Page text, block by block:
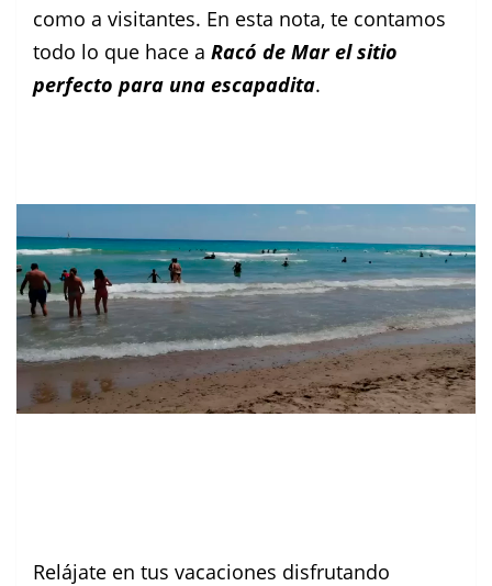
como a visitantes. En esta nota, te contamos
todo lo que hace a Racó de Mar el sitio
perfecto para una escapadita.
Relájate en tus vacaciones disfrutando